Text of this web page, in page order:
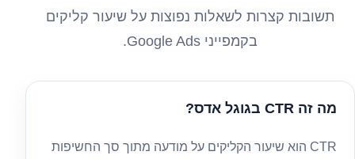
תשובות קצרות לשאלות נפוצות על שיעור קליקים
בקמפייני Google Ads.
מה זה CTR בגוגל אדס?
CTR הוא שיעור הקליקים על מודעה מתוך סך החשיפות